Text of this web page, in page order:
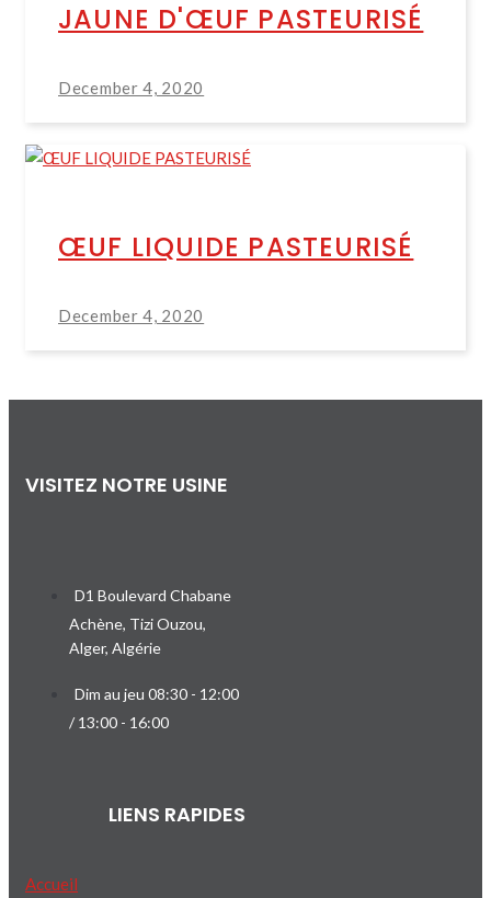
JAUNE D'ŒUF PASTEURISÉ
December 4, 2020
ŒUF LIQUIDE PASTEURISÉ
December 4, 2020
VISITEZ NOTRE USINE
D1 Boulevard Chabane
Achène, Tizi Ouzou,
Alger, Algérie
Dim au jeu 08:30 - 12:00
/ 13:00 - 16:00
LIENS RAPIDES
Accueil